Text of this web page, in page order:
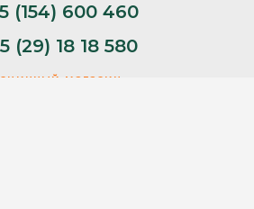
(154) 600 460
(29) 18 18 580
магазин